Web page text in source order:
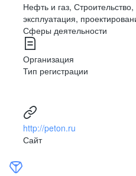
Нефть и газ,
эксплуатация,
Сферы деятельности
Организация
Тип регистрации
http://peton.ru
Сайт